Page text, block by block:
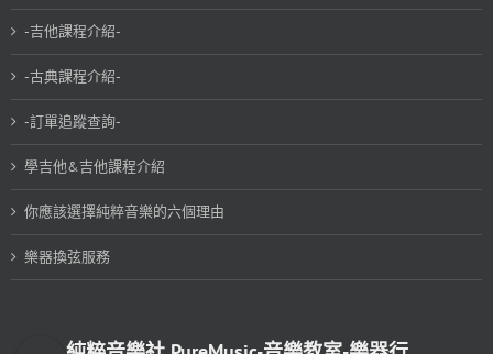
-吉他課程介紹-
-古典課程介紹-
-訂單追蹤查詢-
學吉他&吉他課程介紹
你應該選擇純粹音樂的六個理由
樂器換弦服務